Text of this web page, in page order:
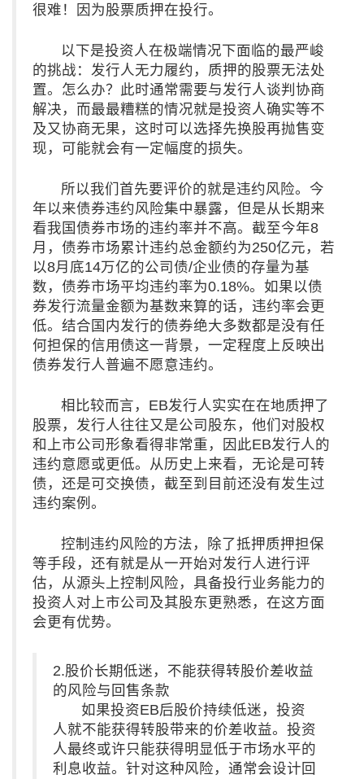
很难！因为股票质押在投行。
以下是投资人在极端情况下面临的最严峻
的挑战：发行人无力履约，质押的股票无法处
置。怎么办？此时通常需要与发行人谈判协商
解决，而最最糟糕的情况就是投资人确实等不
及又协商无果，这时可以选择先换股再抛售变
现，可能就会有一定幅度的损失。
所以我们首先要评价的就是违约风险。今
年以来债券违约风险集中暴露，但是从长期来
看我国债券市场的违约率并不高。截至今年8
月，债券市场累计违约总金额约为250亿元，若
以8月底14万亿的公司债/企业债的存量为基
数，债券市场平均违约率为0.18%。如果以债
券发行流量金额为基数来算的话，违约率会更
低。结合国内发行的债券绝大多数都是没有任
何担保的信用债这一背景，一定程度上反映出
债券发行人普遍不愿意违约。
相比较而言，EB发行人实实在在地质押了
股票，发行人往往又是公司股东，他们对股权
和上市公司形象看得非常重，因此EB发行人的
违约意愿或更低。从历史上来看，无论是可转
债，还是可交换债，截至到目前还没有发生过
违约案例。
控制违约风险的方法，除了抵押质押担保
等手段，还有就是从一开始对发行人进行评
估，从源头上控制风险，具备投行业务能力的
投资人对上市公司及其股东更熟悉，在这方面
会更有优势。
2.股价长期低迷，不能获得转股价差收益
的风险与回售条款
如果投资EB后股价持续低迷，投资
人就不能获得转股带来的价差收益。投资
人最终或许只能获得明显低于市场水平的
利息收益。针对这种风险，通常会设计回